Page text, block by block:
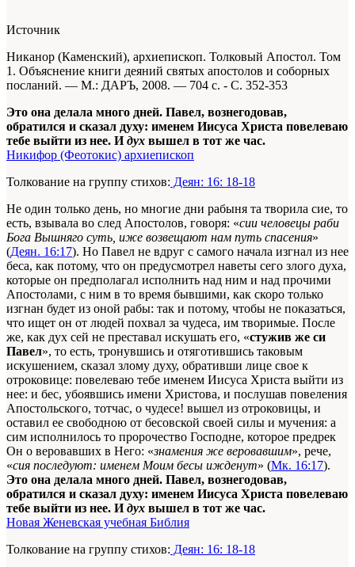
Источник
Никанор (Каменский), архиепископ. Толковый Апостол. Том
1. Объяснение книги деяний святых апостолов и соборных
посланий. — М.: ДАРЪ, 2008. — 704 с. - С. 352-353
Это она делала много дней. Павел, вознегодовав,
обратился и сказал духу: именем Иисуса Христа повелеваю
тебе выйти из нее. Идух вышел в тот же час.
Никифор (Феотокис) архиепископ
Толкование на группу стихов: Деян: 16: 18-18
Не один только день, но многие дни рабыня та творила сие, то
есть, взывала во след Апостолов, говоря: «сии человецы раби
Бога Вышняго суть, иже возвещают нам путь спасения»
(Деян. 16:17). Но Павел не вдруг с самого начала изгнал из нее
беса, как потому, что он предусмотрел наветы сего злого духа,
которые он предполагал исполнить над ним и над прочими
Апостолами, с ним в то время бывшими, как скоро только
изгнан будет из оной рабы: так и потому, чтобы не показаться,
что ищет он от людей похвал за чудеса, им творимые. После
же, как дух сей не преставал искушать его, «стужив же си
Павел», то есть, тронувшись и отяготившись таковым
искушением, сказал злому духу, обративши лице свое к
отроковице: повелеваю тебе именем Иисуса Христа выйти из
нее: и бес, убоявшись имени Христова, и послушав повеления
Апостольского, тотчас, о чудесе! вышел из отроковицы, и
оставил ее свободною от бесовской своей силы и мучения: а
сим исполнилось то пророчество Господне, которое предрек
Он о веровавших в Него: «знамения же веровавшим», рече,
«сия последуют: именем Моим бесы ижденут» (Мк. 16:17).
Это она делала много дней. Павел, вознегодовав,
обратился и сказал духу: именем Иисуса Христа повелеваю
тебе выйти из нее. Идух вышел в тот же час.
Новая Женевская учебная Библия
Толкование на группу стихов: Деян: 16: 18-18